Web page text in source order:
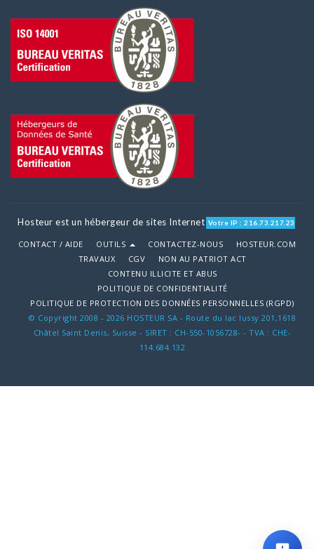
Hosteur est un hébergeur de sites Internet Votre IP : 216.73.217.23
CONTACT / AIDE OUTILS CONTACTEZ-NOUS
HOSTEUR.COM
TRAVAUX
CGV
NON AU PATRIOT ACT
CONTENU ILLICITE ET ABUS
POLITIQUE DE CONFIDENTIALITÉ
POLITIQUE DE PROTECTION DES DONNÉES PERSONNELLES (RGPD)
© Copyright 2008 - 2026 HOSTEUR SA - Route du lac lussy 201,1618
Châtel Saint Denis, Suisse - SIRET : CH-550-1056728- - TVA : CHE-
114.684.132